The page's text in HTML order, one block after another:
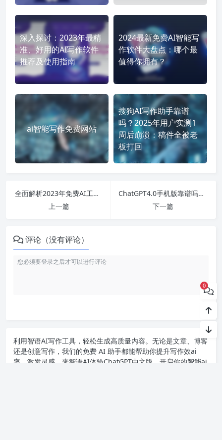
深入探讨：2023年最精
准、好用的AI写作软件
推荐及使用指南
2024最新免费AI智能写
作软件大盘点：哪个最
值得你拥有？
ai智能写作免费网站
搜狗AI写作助手靠谱
吗？2025年用户实测1
周后崩溃：稿件全被老
板打回
全面解析2023年免费AI工具：从智能写作到办公软件的全覆盖！
上一篇
ChatGPT4.0手机版靠谱吗？完整指南与切换中文的方法详解
下一篇
评论（没有评论）
利用智语AI写作工具，轻松生成高质量内容。无论是文章、博客
还是创意写作，我们的免费 AI 助手都能帮助你提升写作效ai
率，激发灵感。来智语AI体验ChatGPT中文版 ，开启你的智能ai
0